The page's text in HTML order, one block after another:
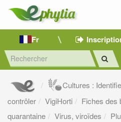
Fr
Cultures :
contrôler
VigiHorti
Fiches des
quarantaine
Virus, viroïdes